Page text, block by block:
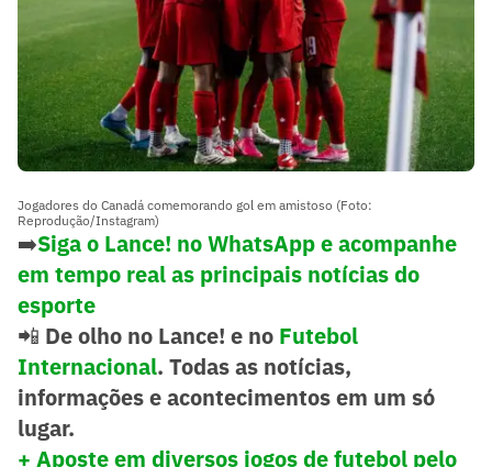
Jogadores do Canadá comemorando gol em amistoso (Foto:
Reprodução/Instagram)
➡️Siga o Lance! no WhatsApp e acompanhe
em tempo real as principais notícias do
esporte
📲 De olho no Lance! e no Futebol
Internacional. Todas as notícias,
informações e acontecimentos em um só
lugar.
+ Aposte em diversos jogos de futebol pelo